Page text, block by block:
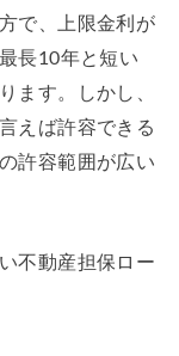
で、上限金利が
長10年と短い
ます。しかし、
えば許容できる
許容範囲が広い
不動産担保ロー